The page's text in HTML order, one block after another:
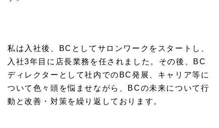
私は入社後、BCとしてサロンワークをスタートし、
入社3年目に店長業務を任されました。その後、BC
ディレクターとして社内でのBC発展、キャリア等に
ついて色々頭を悩ませながら、BCの未来について行
動と改善・対策を繰り返しております。